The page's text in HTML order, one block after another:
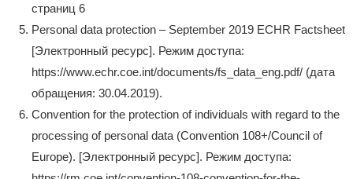
страниц 6
Personal data protection – September 2019 ECHR Factsheet
[Электронный ресурс]. Режим доступа:
https://www.echr.coe.int/documents/fs_data_eng.pdf/ (дата
обращения: 30.04.2019).
Convention for the protection of individuals with regard to the
processing of personal data (Convention 108+/Council of
Europe). [Электронный ресурс]. Режим доступа: